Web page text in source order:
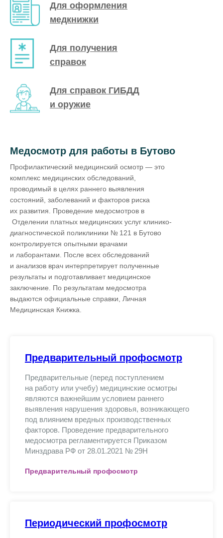
Для получения
справок
Для оформления
медкнижки
Для справок ГИБДД
и оружие
Медосмотр для работы в Бутово
Профилактический медицинский осмотр — это
комплекс медицинских обследований,
проводимый в целях раннего выявления
состояний, заболеваний и факторов риска
их развития. Проведение медосмотров в
Отделении платных медицинских услуг клинико-
диагностической поликлиники № 121 в Бутово
контролируется опытными врачами
и лаборантами. После всех обследований
и анализов врач интерпретирует полученные
результаты и подготавливает медицинское
заключение. По результатам медосмотра
выдаются официальные справки, Личная
Медицинская Книжка.
Предварительный профосмотр
Предварительные (перед поступлением
на работу или учебу) медицинские осмотры
являются важнейшим условием раннего
выявления нарушения здоровья, возникающего
под влиянием вредных производственных
факторов. Проведение предварительного
медосмотра регламентируется Приказом
Минздрава РФ от 28.01.2021 № 29Н
Предварительный профосмотр
Периодический профосмотр